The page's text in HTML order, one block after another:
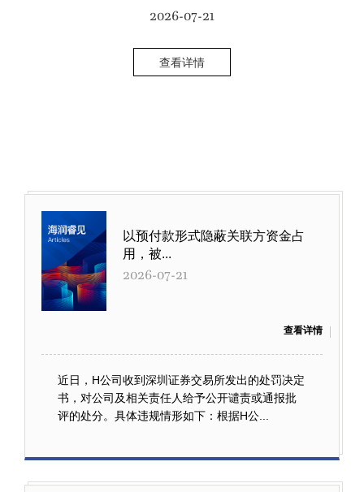
2026-07-21
查看详情
以预付款形式隐蔽关联方资金占
用，被...
2026-07-21
查看详情
近日，H公司收到深圳证券交易所发出的处罚决定
书，对公司及相关责任人给予公开谴责或通报批
评的处分。具体违规情形如下：根据H公...